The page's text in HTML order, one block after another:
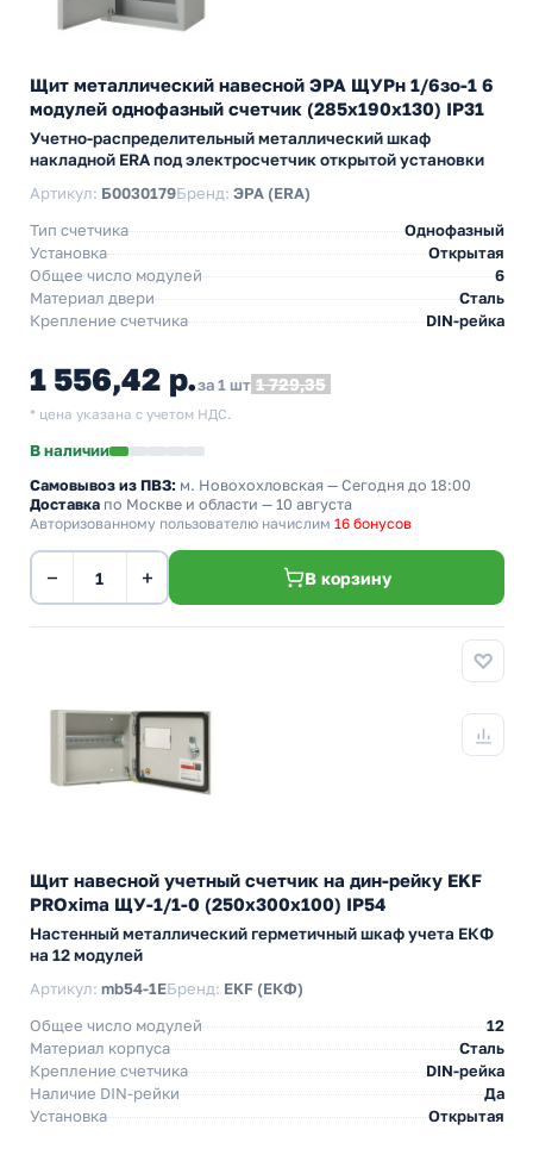
Щит металлический навесной ЭРА ЩУРн 1/6зо-1 6
модулей однофазный счетчик (285х190х130) IP31
Учетно-распределительный металлический шкаф
накладной ERA под электросчетчик открытой установки
Артикул: Б0030179Бренд: ЭРА (ERA)
Тип счетчика
Однофазный
Установка
Открытая
Общее число модулей
6
Материал двери
Сталь
Крепление счетчика
DIN-рейка
1 556,42 р.за 1 шт 1 729,35
* цена указана с учетом НДС.
В наличии
Самовывоз из ПВЗ: м. Новохохловская — Сегодня до 18:00
Доставка по Москве и области — 10 августа
Авторизованному пользователю начислим 16 бонусов
− + В корзину
Щит навесной учетный счетчик на дин-рейку EKF
PROxima ЩУ-1/1-0 (250х300х100) IP54
Настенный металлический герметичный шкаф учета ЕКФ
на 12 модулей
Артикул: mb54-1EБренд: EKF (ЕКФ)
Общее число модулей
12
Материал корпуса
Сталь
Крепление счетчика
DIN-рейка
Наличие DIN-рейки
Да
Установка
Открытая